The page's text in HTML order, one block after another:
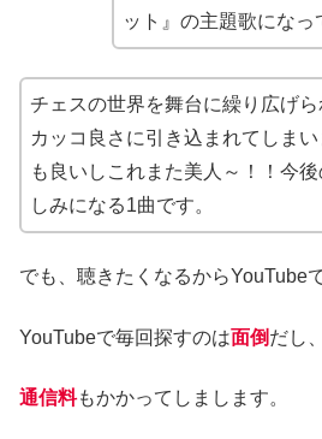
ット』の主題歌になっ
チェスの世界を舞台に繰り広げ
カッコ良さに引き込まれてしま
も良いしこれまた美人～！！今
しみになる1曲です。
でも、聴きたくなるからYouTube
YouTubeで毎回探すのは面倒だし、
通信料もかかってしまします。